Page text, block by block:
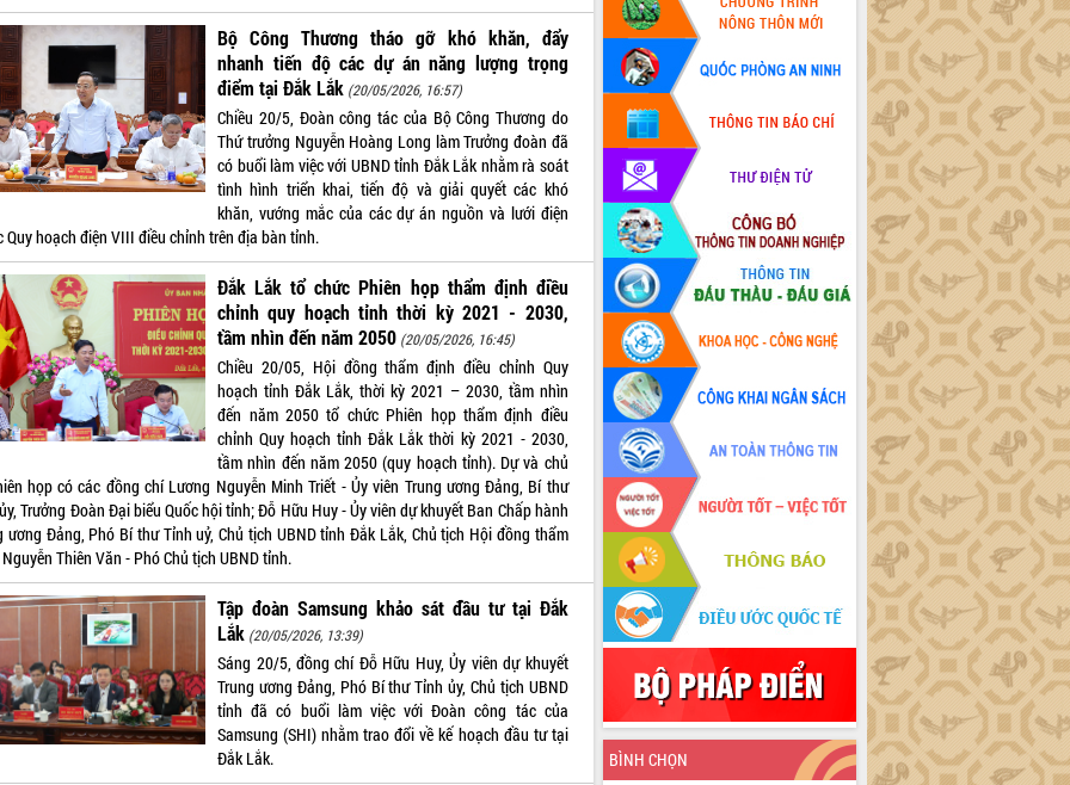
Bộ Công Thương tháo gỡ khó khăn, đẩy
nhanh tiến độ các dự án năng lượng trọng
điểm tại Đắk Lắk (20/05/2026, 16:57)
Chiều 20/5, Đoàn công tác của Bộ Công Thương do
Thứ trưởng Nguyễn Hoàng Long làm Trưởng đoàn đã
có buổi làm việc với UBND tỉnh Đắk Lắk nhằm rà soát
tình hình triển khai, tiến độ và giải quyết các khó
khăn, vướng mắc của các dự án nguồn và lưới điện
Quy hoạch điện VIII điều chỉnh trên địa bàn tỉnh.
Đắk Lắk tổ chức Phiên họp thẩm định điều
chỉnh quy hoạch tỉnh thời kỳ 2021 - 2030,
tầm nhìn đến năm 2050 (20/05/2026, 16:45)
Chiều 20/05, Hội đồng thẩm định điều chỉnh Quy
hoạch tỉnh Đắk Lắk, thời kỳ 2021 – 2030, tầm nhìn
đến năm 2050 tổ chức Phiên họp thẩm định điều
chỉnh Quy hoạch tỉnh Đắk Lắk thời kỳ 2021 - 2030,
tầm nhìn đến năm 2050 (quy hoạch tỉnh). Dự và chủ
họp có các đồng chí Lương Nguyễn Minh Triết - Ủy viên Trung ương Đảng, Bí thư
Trưởng Đoàn Đại biểu Quốc hội tỉnh; Đỗ Hữu Huy - Ủy viên dự khuyết Ban Chấp hành
ương Đảng, Phó Bí thư Tỉnh uỷ, Chủ tịch UBND tỉnh Đắk Lắk, Chủ tịch Hội đồng thẩm
Thiên Văn - Phó Chủ tịch UBND tỉnh.
Tập đoàn Samsung khảo sát đầu tư tại Đắk
Lắk (20/05/2026, 13:39)
Sáng 20/5, đồng chí Đỗ Hữu Huy, Ủy viên dự khuyết
Trung ương Đảng, Phó Bí thư Tỉnh ủy, Chủ tịch UBND
tỉnh đã có buổi làm việc với Đoàn công tác của
Samsung (SHI) nhằm trao đổi về kế hoạch đầu tư tại
Đắk Lắk.
BÌNH CHỌN